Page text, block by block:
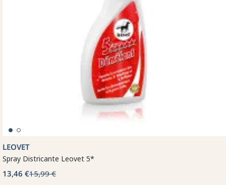
LEOVET
Spray Districante Leovet 5*
13,46 €15,99 €